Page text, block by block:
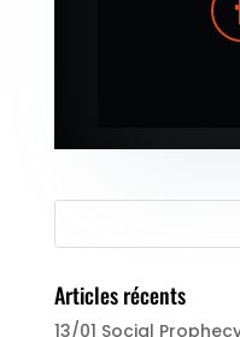
Articles récents
13/01 Social